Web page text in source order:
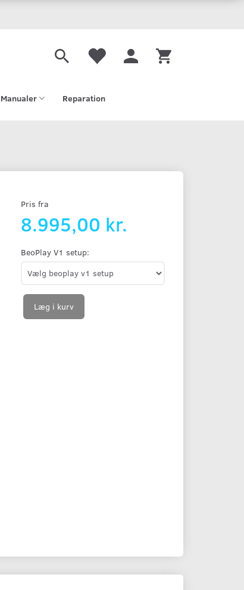
Manualer Reparation
Pris fra
8.995,00 kr.
BeoPlay V1 setup:
Læg i kurv